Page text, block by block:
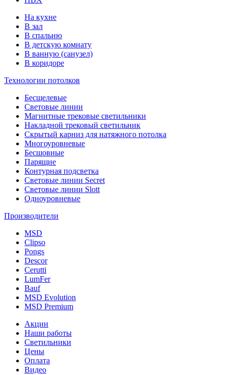
На кухне
В зал
В спальню
В детскую комнату
В ванную (санузел)
В коридоре
Технологии потолков
Бесщелевые
Световые линии
Магнитные трековые светильники
Накладной трековый светильник
Скрытый карниз для натяжного потолка
Многоуровневые
Бесшовные
Парящие
Контурная подсветка
Световые линии Secret
Световые линии Slott
Одноуровневые
Производители
MSD
Clipso
Pongs
Descor
Cerutti
LumFer
Bauf
MSD Evolution
MSD Premium
Акции
Наши работы
Светильники
Цены
Оплата
Видео